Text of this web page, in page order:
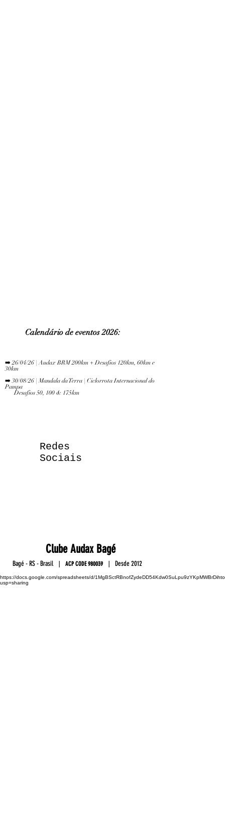
Calendário de eventos 2026:
➡️ 26/04/26 | Audax BRM 200km + Desafios 120km, 60km e
30km
➡️ 30/08/26 | Mandala da Terra | Ciclorrota Internacional do
Pampa
Desafios 50, 100 & 175km
Redes
Sociais
ClubeAudax Bagé
Bagé - RS - Brasil|ACP CODE980039 Desde 2012
https://docs.google.com/spreadsheets/d/
usp=sharing